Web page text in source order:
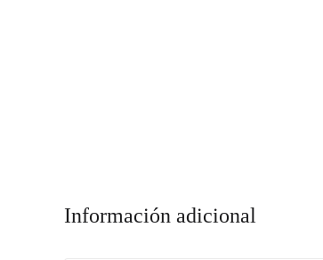
Información adicional